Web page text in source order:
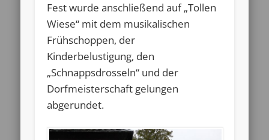
Fest wurde anschließend auf „Tollen
Wiese“ mit dem musikalischen
Frühschoppen, der
Kinderbelustigung, den
„Schnappsdrosseln“ und der
Dorfmeisterschaft gelungen
abgerundet.